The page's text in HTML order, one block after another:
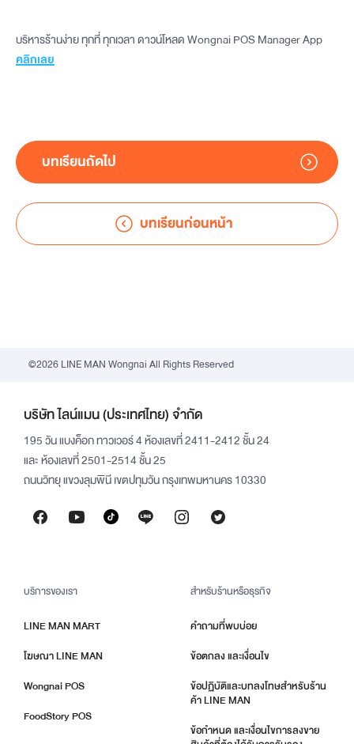
บริหารร้านง่าย ทุกที่ ทุกเวลา ดาวน์โหลด Wongnai POS Manager App
คลิกเลย
บทเรียนก่อนหน้า
บทเรียนถัดไป
©2026 LINE MAN Wongnai All Rights Reserved
บริษัท ไลน์แมน (ประเทศไทย) จำกัด
195 วัน แบงค็อก ทาวเวอร์ 4 ห้องเลขที่ 2411-2412 ชั้น 24
และ ห้องเลขที่ 2501-2514 ชั้น 25
ถนนวิทยุ แขวงลุมพินี เขตปทุมวัน กรุงเทพมหานคร 10330
บริการของเรา
LINE MAN MART
โฆษณา LINE MAN
Wongnai POS
FoodStory POS
สำหรับร้านหรือธุรกิจ
คำถามที่พบบ่อย
ข้อตกลง และเงื่อนไข
ข้อปฏิบัติและบทลงโทษสำหรับร้าน
ค้า LINE MAN
ข้อกำหนด และเงื่อนไขการลงขาย